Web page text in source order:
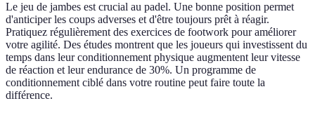
Le jeu de jambes est crucial au padel. Une bonne position permet
d'anticiper les coups adverses et d'être toujours prêt à réagir.
Pratiquez régulièrement des exercices de footwork pour améliorer
votre agilité. Des études montrent que les joueurs qui investissent du
temps dans leur conditionnement physique augmentent leur vitesse
de réaction et leur endurance de 30%. Un programme de
conditionnement ciblé dans votre routine peut faire toute la
différence.